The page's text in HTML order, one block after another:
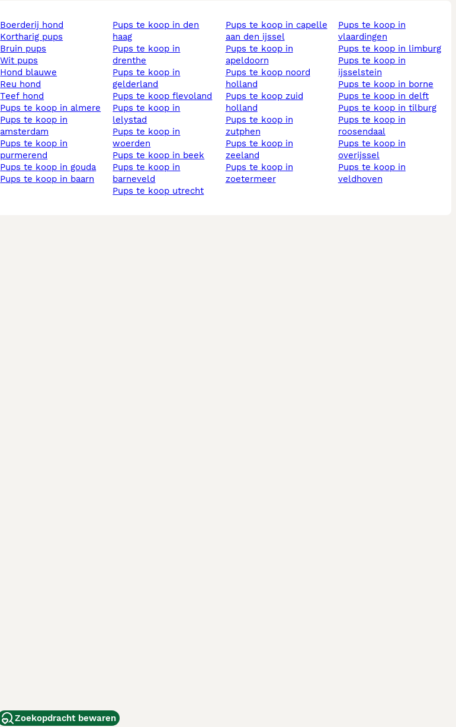
boerderij hond
kortharig pups
bruin pups
wit pups
hond blauwe
reu hond
teef hond
pups te koop in almere
pups te koop in
amsterdam
pups te koop in
purmerend
pups te koop in gouda
pups te koop in baarn
pups te koop in den
haag
pups te koop in
drenthe
pups te koop in
gelderland
pups te koop flevoland
pups te koop in
lelystad
pups te koop in
woerden
pups te koop in beek
pups te koop in
barneveld
pups te koop utrecht
pups te koop in capelle
aan den ijssel
pups te koop in
apeldoorn
pups te koop noord
holland
pups te koop zuid
holland
pups te koop in
zutphen
pups te koop in
zeeland
pups te koop in
zoetermeer
pups te koop in
vlaardingen
pups te koop in limburg
pups te koop in
ijsselstein
pups te koop in borne
pups te koop in delft
pups te koop in tilburg
pups te koop in
roosendaal
pups te koop in
overijssel
pups te koop in
veldhoven
Zoekopdracht bewaren